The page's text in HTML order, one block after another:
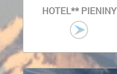
HOTEL** PIENINY